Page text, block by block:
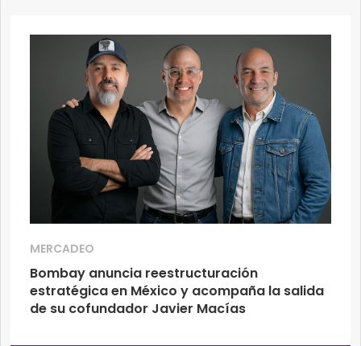
MERCADEO
Bombay anuncia reestructuración
estratégica en México y acompaña la salida
de su cofundador Javier Macías